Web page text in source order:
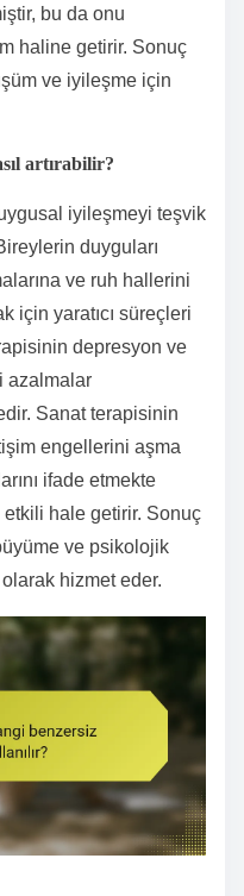
bu da onu
haline getirir. Sonuç
ve iyileşme için
artırabilir?
iyileşmeyi teşvik
duyguları
ve ruh hallerini
için yaratıcı süreçleri
depresyon ve
azalmalar
Sanat terapisinin
engellerini aşma
ifade etmekte
hale getirir. Sonuç
ve psikolojik
hizmet eder.